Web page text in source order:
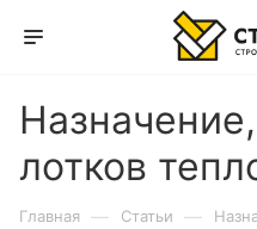
лотков
Главная — Статьи —